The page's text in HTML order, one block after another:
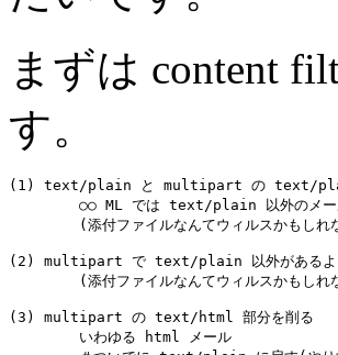
まずは content
す。
(1) text/plain と multipart の text/
(2) multipart で text/plain 以外があるよう
(3) multipart の text/html 部分を削る